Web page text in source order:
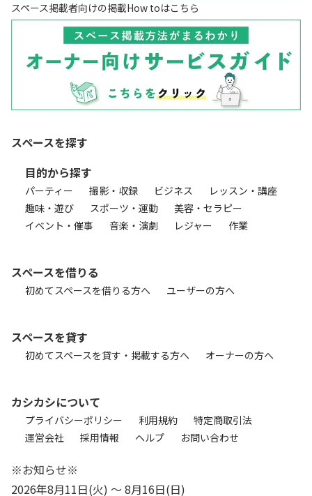
スペース掲載者向けの掲載How toはこちら
スペースを探す
目的から探す
パーティー 撮影・収録 ビジネス
レッスン・講座
趣味・遊び
スポーツ・運動
美容・セラピー
イベント・催事
音楽・演劇 レジャー 作業
スペースを借りる
初めてスペースを借りる方へ ユーザーの方へ
スペースを貸す
初めてスペースを貸す・掲載する方へ オーナーの方へ
カシカシについて
プライバシーポリシー 利用規約
特定商取引法
運営会社
採用情報 ヘルプ お問い合わせ
※お知らせ※
2026年8月11日(火) 〜 8月16日(日)